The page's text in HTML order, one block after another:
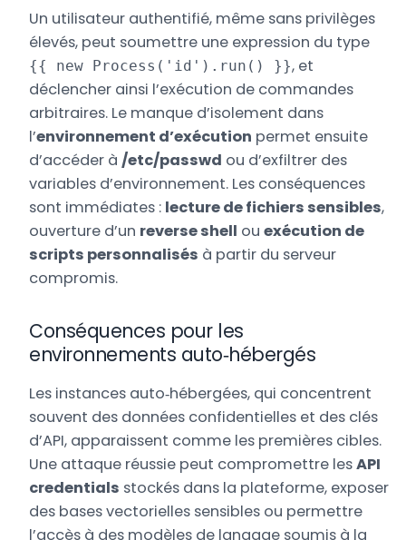
Un utilisateur authentifié, même sans privilèges
élevés, peut soumettre une expression du type
{{ new Process('id').run() }}, et
déclencher ainsi l’exécution de commandes
arbitraires. Le manque d’isolement dans
l’environnement d’exécution permet ensuite
d’accéder à/etc/passwd ou d’exfiltrer des
variables d’environnement. Les conséquences
sont immédiates : lecture de fichiers sensibles,
ouverture d’un reverse shell ouexécution de
scripts personnalisés à partir du serveur
compromis.
Conséquences pour les
environnements auto‑hébergés
Les instances auto‑hébergées, qui concentrent
souvent des données confidentielles et des clés
d’API, apparaissent comme les premières cibles.
Une attaque réussie peut compromettre lesAPI
credentials stockés dans la plateforme, exposer
des bases vectorielles sensibles ou permettre
l’accès à des modèles de langage soumis à la